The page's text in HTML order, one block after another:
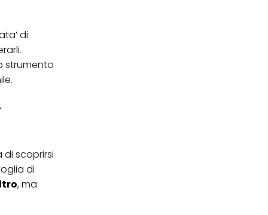
di
strumento
scoprirsi
di
, ma